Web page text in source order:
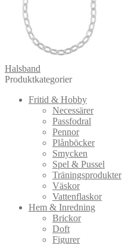
Halsband
Produktkategorier
Fritid & Hobby
Necessärer
Passfodral
Pennor
Plånböcker
Smycken
Spel & Pussel
Träningsprodukter
Väskor
Vattenflaskor
Hem & Inredning
Brickor
Doft
Figurer